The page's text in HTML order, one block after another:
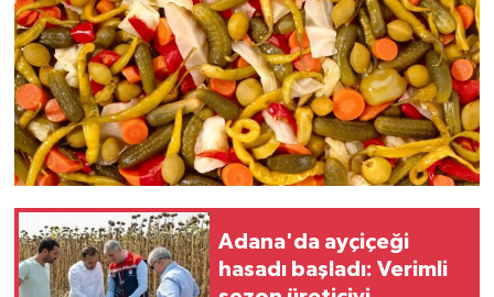
Adana'da ayçiçeği
hasadı başladı: Verimli